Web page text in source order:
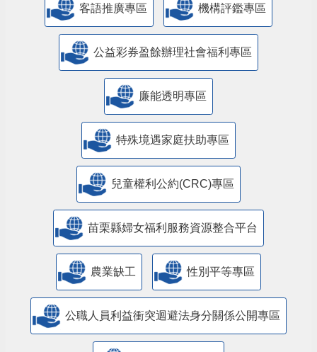
客語推廣專區 機構評鑑專區
公益彩券盈餘辦理社會福利專區
廉能透明專區
特殊境遇家庭扶助專區
兒童權利公約(CRC)專區
苗栗縣婦女福利服務資源整合平台
農業缺工 性別平等專區
公職人員利益衝突迴避法身分關係公開專區